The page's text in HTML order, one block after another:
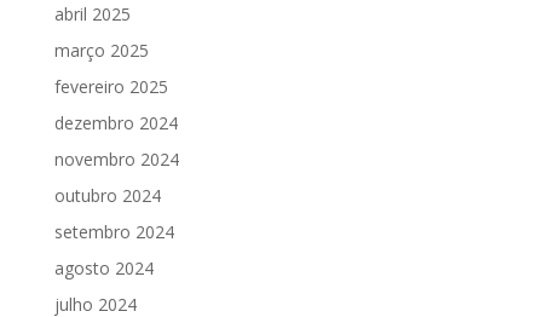
abril 2025
março 2025
fevereiro 2025
dezembro 2024
novembro 2024
outubro 2024
setembro 2024
agosto 2024
julho 2024